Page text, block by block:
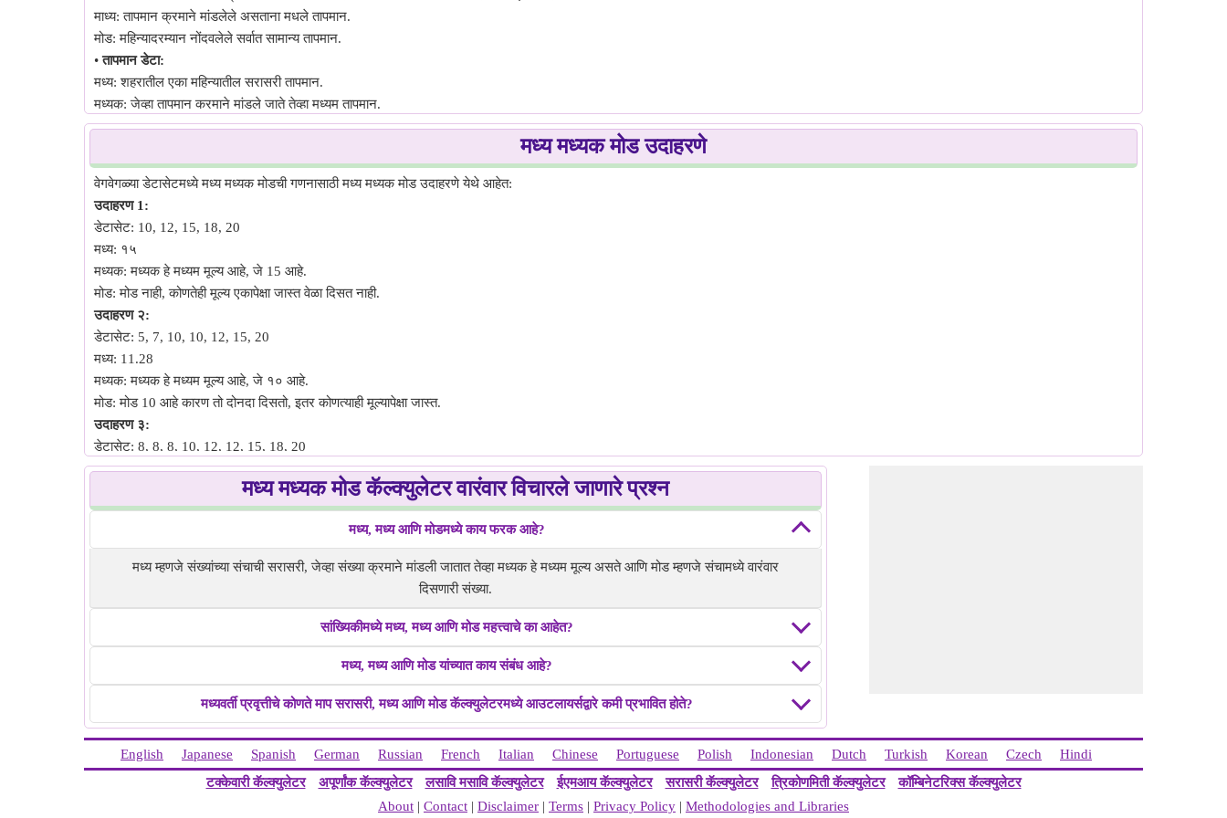
माध्य: तापमान क्रमाने मांडलेले असताना मधले तापमान.
मोड: महिन्यादरम्यान नोंदवलेले सर्वात सामान्य तापमान.
•तापमान डेटा:
मध्य: शहरातील एका महिन्यातील सरासरी तापमान.
मध्यक: जेव्हा तापमान क्रमाने मांडले जाते तेव्हा मध्यम तापमान.
मोड: महिन्यादरम्यान नोंदवलेले सर्वात सामान्य तापमान.
मध्य: ग्राहक समाधान सर्वेक्षणात प्रतिसादकर्त्यांनी दिलेले सरासरी रेटिंग.
मध्यक: सर्व प्रतिसाद क्रमाने मांडलेले असताना मधला प्रतिसाद.
मोड: प्रतिसादकर्त्यांनी दिलेला सर्वाधिक वारंवार प्रतिसाद किंवा रेटिंग.
•लोकसंख्येतील वयोगट:
मध्य: शहर किंवा देशातील लोकांचे सरासरी वय.
मध्यक: जेव्हा वय क्रमाने मांडले जाते तेव्हा मध्यम वय.
मोड: लोकसंख्येमधील सर्वात सामान्य वयोगट.
मध्य मध्यक मोड उदाहरणे
वेगवेगळ्या डेटासेटमध्ये मध्य मध्यक मोडची गणनासाठी मध्य मध्यक मोड उदाहरणे येथे आहेत:
उदाहरण 1:
डेटासेट: 10, 12, 15, 18, 20
मध्य: १५
मध्यक: मध्यक हे मध्यम मूल्य आहे, जे 15 आहे.
मोड: मोड नाही, कोणतेही मूल्य एकापेक्षा जास्त वेळा दिसत नाही.
उदाहरण २:
डेटासेट: 5, 7, 10, 10, 12, 15, 20
मध्य: 11.28
मध्यक: मध्यक हे मध्यम मूल्य आहे, जे १० आहे.
मोड: मोड 10 आहे कारण तो दोनदा दिसतो, इतर कोणत्याही मूल्यापेक्षा जास्त.
उदाहरण ३:
डेटासेट: 8, 8, 8, 10, 12, 12, 15, 18, 20
मध्य: १२.३३
मध्यक: मध्यक हे मध्यम मूल्य आहे, जे १२ आहे.
मोड: मोड इतर कोणत्याही मूल्यापेक्षा 8 अधिक आहे.
डेटासेट: 5, 5, 10, 15, 20
मोड: मोड 5 आहे कारण तो दोनदा दिसतो, इतर कोणत्याही मूल्यापेक्षा जास्त.
उदाहरण ५:
मध्य: १६.२५
मध्यक: मध्यक ही दोन मध्यम मूल्यांची सरासरी आहे, जे 15 आणि 18 आहेत, म्हणून मध्यक = 16.5
मोड: मोड 12, 15, 18, आणि 20 आहे कारण ते सर्व दोनदा दिसतात, डेटासेट मल्टिमोडल बनवतात.
मध्य मध्यक मोड कॅल्क्युलेटर वारंवार विचारले जाणारे प्रश्न
मध्य, मध्य आणि मोडमध्ये काय फरक आहे?
मध्य म्हणजे संख्यांच्या संचाची सरासरी, जेव्हा संख्या क्रमाने मांडली जातात तेव्हा मध्यक हे मध्यम मूल्य असते आणि मोड म्हणजे संचामध्ये वारंवार
दिसणारी संख्या.
सांख्यिकीमध्ये मध्य, मध्य आणि मोड महत्त्वाचे का आहेत?
मध्य, मध्य आणि मोड यांच्यात काय संबंध आहे?
मध्यवर्ती प्रवृत्तीचे कोणते माप सरासरी, मध्य आणि मोड कॅल्क्युलेटरमध्ये आउटलायर्सद्वारे कमी प्रभावित होते?
English Japanese Spanish German Russian French Italian Chinese Portuguese Polish Indonesian Dutch Turkish Korean Czech
Hindi
टक्केवारी कॅल्क्युलेटर
अपूर्णांक कॅल्क्युलेटर लसावि मसावि कॅल्क्युलेटर ईएमआय कॅल्क्युलेटर सरासरी कॅल्क्युलेटर त्रिकोणमिती कॅल्क्युलेटर
कॉम्बिनेटरिक्स कॅल्क्युलेटर
About | Contact | Disclaimer | Terms | Privacy Policy | Methodologies and Libraries